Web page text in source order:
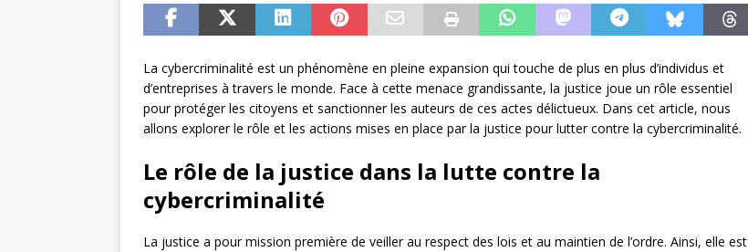
La cybercriminalité est un phénomène en pleine expansion qui touche de plus en plus d’individus et
d’entreprises à travers le monde. Face à cette menace grandissante, la justice joue un rôle essentiel
pour protéger les citoyens et sanctionner les auteurs de ces actes délictueux. Dans cet article, nous
allons explorer le rôle et les actions mises en place par la justice pour lutter contre la cybercriminalité.
Le rôle de la justice dans la lutte contre la
cybercriminalité
La justice a pour mission première de veiller au respect des lois et au maintien de l’ordre. Ainsi, elle est